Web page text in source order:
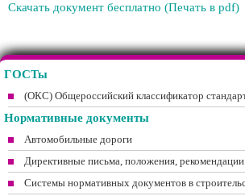
Скачать документ бесплатно (Печать в pdf)
ГОСТы
(ОКС) Общероссийский классификатор
Нормативные документы
Автомобильные дороги
Директивные письма, положения,
Системы нормативных документов в